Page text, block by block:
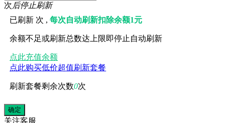
次后停止刷新
已刷新 次 ,每次自动刷新扣除余额1元
余额不足或刷新总数达上限即停止自动刷新
点此充值余额
点此购买低价超值刷新套餐
刷新套餐剩余次数0次
关注客服